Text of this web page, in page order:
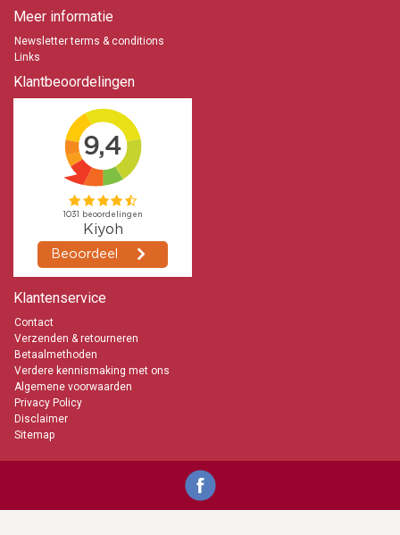
Meer informatie
Newsletter terms & conditions
Links
Klantbeoordelingen
Klantenservice
Contact
Verzenden & retourneren
Betaalmethoden
Verdere kennismaking met ons
Algemene voorwaarden
Privacy Policy
Disclaimer
Sitemap